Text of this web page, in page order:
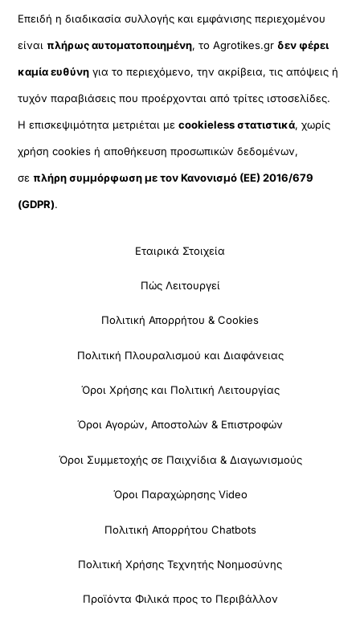
Επειδή η διαδικασία συλλογής και εμφάνισης περιεχομένου
είναιπλήρως αυτοματοποιημένη, το Agrotikes.gr δεν φέρει
καμία ευθύνη για το περιεχόμενο, την ακρίβεια, τις απόψεις ή
τυχόν παραβιάσεις που προέρχονται από τρίτες ιστοσελίδες.
Η επισκεψιμότητα μετριέται μεcookieless στατιστικά, χωρίς
χρήση cookies ή αποθήκευση προσωπικών δεδομένων,
σεπλήρη συμμόρφωση με τον Κανονισμό (ΕΕ) 2016/679
(GDPR).
Εταιρικά Στοιχεία
Πώς Λειτουργεί
Πολιτική Απορρήτου & Cookies
Πολιτική Πλουραλισμού και Διαφάνειας
Όροι Χρήσης και Πολιτική Λειτουργίας
Όροι Αγορών, Αποστολών & Επιστροφών
Όροι Συμμετοχής σε Παιχνίδια & Διαγωνισμούς
Όροι Παραχώρησης Video
Πολιτική Απορρήτου Chatbots
Πολιτική Χρήσης Τεχνητής Νοημοσύνης
Προϊόντα Φιλικά προς το Περιβάλλον